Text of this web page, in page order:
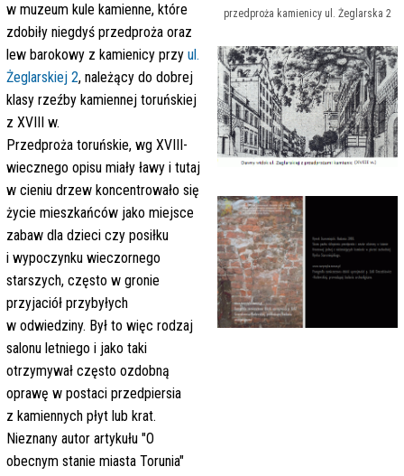
w muzeum kule kamienne, które
zdobiły niegdyś przedproża oraz
lew barokowy z kamienicy przy ul.
Żeglarskiej 2, należący do dobrej
klasy rzeźby kamiennej toruńskiej
z XVIII w.
Przedproża toruńskie, wg XVIII-
wiecznego opisu miały ławy i tutaj
w cieniu drzew koncentrowało się
życie mieszkańców jako miejsce
zabaw dla dzieci czy posiłku
i wypoczynku wieczornego
starszych, często w gronie
przyjaciół przybyłych
w odwiedziny. Był to więc rodzaj
salonu letniego i jako taki
otrzymywał często ozdobną
oprawę w postaci przedpiersia
z kamiennych płyt lub krat.
Nieznany autor artykułu "O
obecnym stanie miasta Torunia"
przedproża kamienicy ul. Żeglarska 2